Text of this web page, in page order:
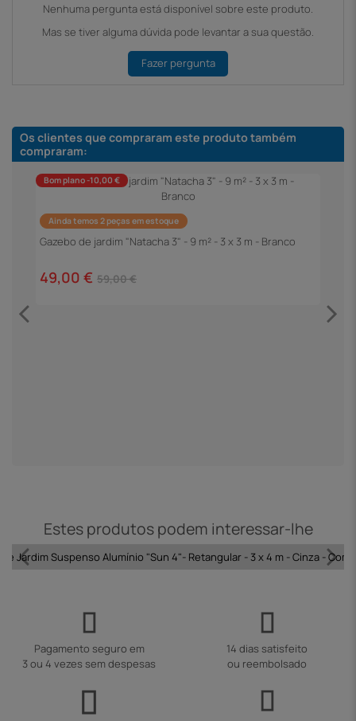
Nenhuma pergunta está disponível sobre este produto.
Mas se tiver alguma dúvida pode levantar a sua questão.
Fazer pergunta
Os clientes que compraram este produto também
compraram:
Bom plano -10,00 €
Ainda temos 2 peças em estoque
Gazebo de jardim "Natacha 3" - 9 m² - 3 x 3 m - Branco
49,00 € 59,00 €
Estes produtos podem interessar-lhe
Jardim Suspenso Alumínio "Sun 4"- Retangular - 3 x 4 m - Cinza -
Pagamento seguro em
3 ou 4 vezes sem despesas
14 dias satisfeito
ou reembolsado